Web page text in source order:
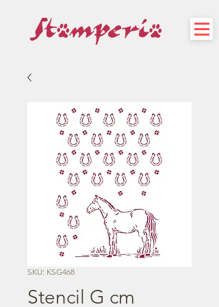
SKU: KSG468
Stencil G cm